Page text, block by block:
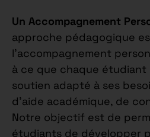
Un Accompagnement
approche pédagogique
l’accompagnement
à ce que chaque étudiant
soutien adapté à ses
d’aide académique, de
Notre objectif est de
étudiants de développer